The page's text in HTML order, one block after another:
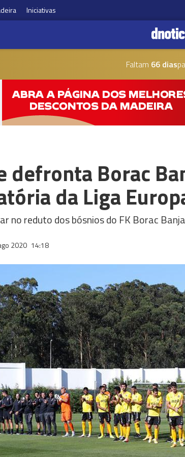
Iniciativas
Faltam 66 dias
defronta Borac
da Liga
no reduto dos bósnios do FK Borac
2020 14:18